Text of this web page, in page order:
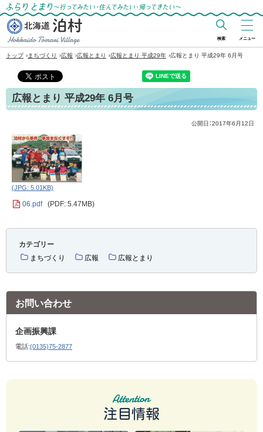
ふらりとまり～行ってみたい・住んでみた
い・帰ってきたい～
北海道 泊村
Village
検索 メニュー
トップ ›まちづくり ›広報 ›広報とまり ›広報とまり 平成29年 ›広報とまり 平成29年 6月号
広報とまり 平成29年 6月号
公開日：2017年6月12日
(JPG: 5.01KB)
06.pdf (PDF: 5.47MB)
カテゴリー
まちづくり
広報 広報とまり
お問い合わせ
企画振興課
電話:(0135)75-2877
注目情報